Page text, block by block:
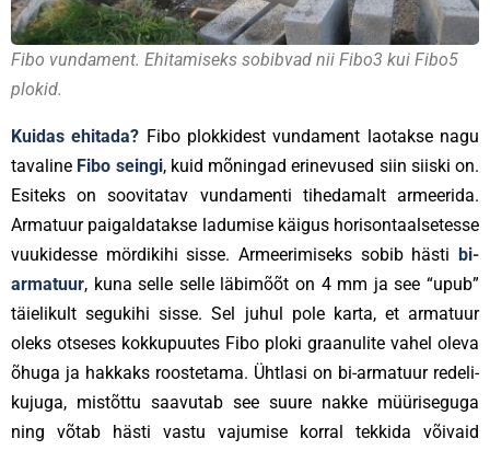
Fibo vundament. Ehitamiseks sobibvad nii Fibo3 kui Fibo5
plokid.
Kuidas ehitada? Fibo plokkidest vundament laotakse nagu
tavaline Fibo seingi, kuid mõningad erinevused siin siiski on.
Esiteks on soovitatav vundamenti tihedamalt armeerida.
Armatuur paigaldatakse ladumise käigus horisontaalsetesse
vuukidesse mördikihi sisse. Armeerimiseks sobib hästi bi-
armatuur, kuna selle selle läbimõõt on 4 mm ja see “upub”
täielikult segukihi sisse. Sel juhul pole karta, et armatuur
oleks otseses kokkupuutes Fibo ploki graanulite vahel oleva
õhuga ja hakkaks roostetama. Ühtlasi on bi-armatuur redeli-
kujuga, mistõttu saavutab see suure nakke müüriseguga
ning võtab hästi vastu vajumise korral tekkida võivaid